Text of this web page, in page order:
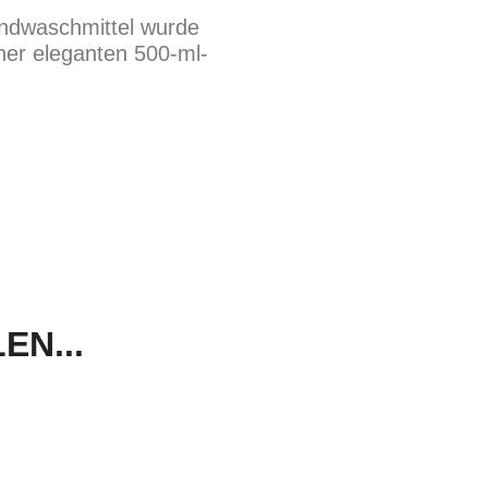
wurde
eleganten 500-ml-